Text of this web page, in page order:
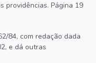
providências. Página 19
84, com redação dada
e dá outras